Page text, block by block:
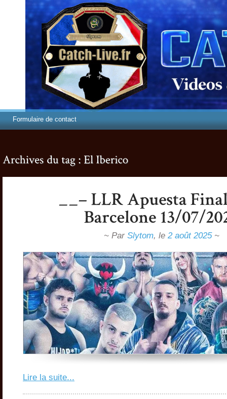
Formulaire de contact
~ Par Slytom, le 2 août 2025~
Lire la suite...